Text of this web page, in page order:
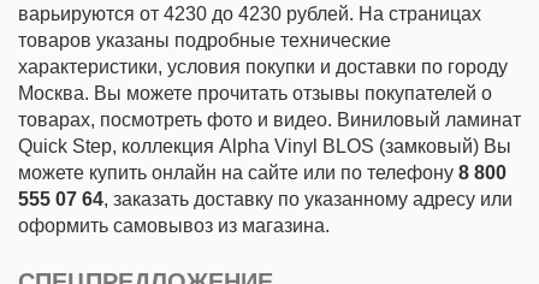
варьируются от 4230 до 4230 рублей. На страницах
товаров указаны подробные технические
характеристики, условия покупки и доставки по городу
Москва. Вы можете прочитать отзывы покупателей о
товарах, посмотреть фото и видео. Виниловый ламинат
Quick Step, коллекция Alpha Vinyl BLOS (замковый) Вы
можете купить онлайн на сайте или по телефону 8 800
555 07 64, заказать доставку по указанному адресу или
оформить самовывоз из магазина.